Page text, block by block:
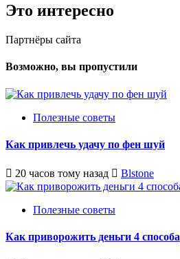
Это интересно
Партнёры сайта
Возможно, вы пропустили
Полезные советы
Как привлечь удачу по фен шуй
20 часов тому назад Blstone
Полезные советы
Как приворожить деньги 4 способа